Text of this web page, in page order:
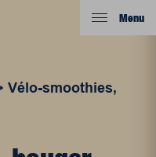
Menu
Vélo-smoothies,